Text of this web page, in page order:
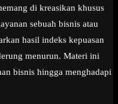
di kreasikan khusus
sebuah bisnis atau
hasil indeks kepuasan
menurun. Materi ini
bisnis hingga menghadapi